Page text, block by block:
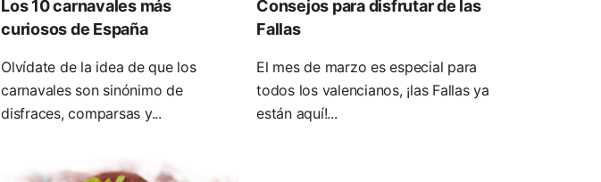
Los 10 carnavales más
curiosos de España
Olvídate de la idea de que los
carnavales son sinónimo de
disfraces, comparsas y...
Consejos para disfrutar de las
Fallas
El mes de marzo es especial para
todos los valencianos, ¡las Fallas ya
están aquí!...